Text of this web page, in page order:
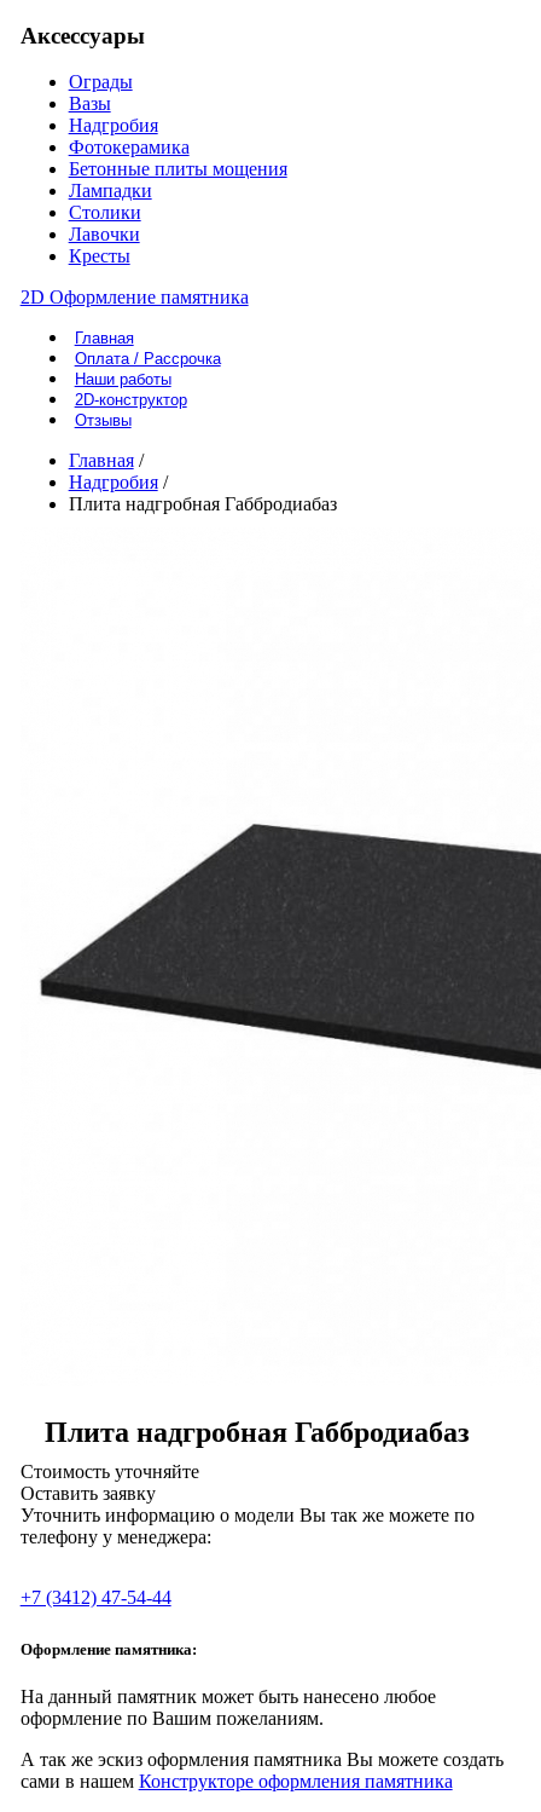
Аксессуары
Ограды
Вазы
Надгробия
Фотокерамика
Бетонные плиты мощения
Лампадки
Столики
Лавочки
Кресты
2D Оформление памятника
Главная
Оплата / Рассрочка
Наши работы
2D-конструктор
Отзывы
Главная /
Надгробия /
Плита надгробная Габбродиабаз
Плита надгробная Габбродиабаз
Стоимость уточняйте
Оставить заявку
Уточнить информацию о модели Вы так же можете по
телефону у менеджера:
+7 (3412) 47-54-44
Оформление памятника:
На данный памятник может быть нанесено любое
оформление по Вашим пожеланиям.
А так же эскиз оформления памятника Вы можете создать
сами в нашем Конструкторе оформления памятника